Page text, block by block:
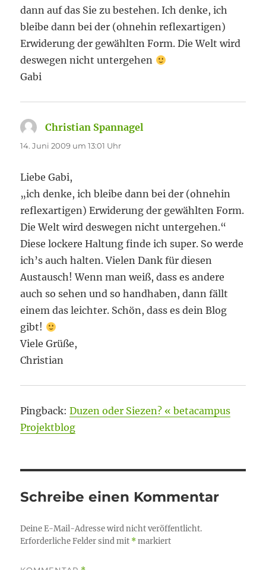
dann auf das Sie zu bestehen. Ich denke, ich
bleibe dann bei der (ohnehin reflexartigen)
Erwiderung der gewählten Form. Die Welt wird
deswegen nicht untergehen
Gabi
Christian Spannagel
14. Juni 2009 um 13:01 Uhr
Liebe Gabi,
„ich denke, ich bleibe dann bei der (ohnehin
reflexartigen) Erwiderung der gewählten Form.
Die Welt wird deswegen nicht untergehen.“
Diese lockere Haltung finde ich super. So werde
ich’s auch halten. Vielen Dank für diesen
Austausch! Wenn man weiß, dass es andere
auch so sehen und so handhaben, dann fällt
einem das leichter. Schön, dass es dein Blog
gibt!
Viele Grüße,
Christian
Pingback:Duzen oder Siezen? « betacampus
Projektblog
Schreibe einen Kommentar
Deine E-Mail-Adresse wird nicht veröffentlicht.
Erforderliche Felder sind mit *markiert